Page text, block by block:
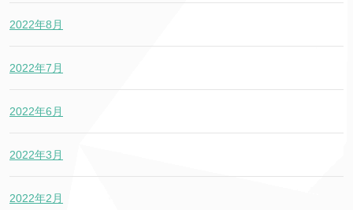
2022年8月
2022年7月
2022年6月
2022年3月
2022年2月